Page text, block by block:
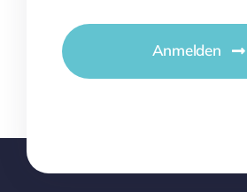
Anmelden